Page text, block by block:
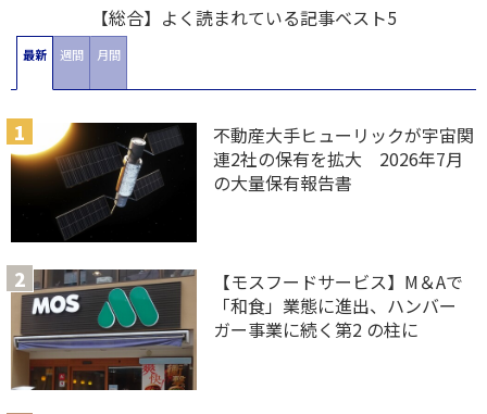
【総合】よく読まれている記事ベスト5
最新 週間 月間
不動産大手ヒューリックが宇宙関
連2社の保有を拡大 2026年7月
の大量保有報告書
【モスフードサービス】M＆Aで
「和食」業態に進出、ハンバー
ガー事業に続く第2 の柱に